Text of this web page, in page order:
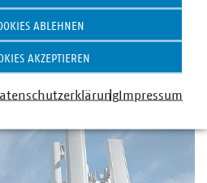
Thema Infrastruktur und
ABLEHNEN
AKZEPTIEREN
Impressum